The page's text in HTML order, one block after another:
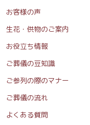
お客様の声
生花・供物のご案内
お役立ち情報
ご葬儀の豆知識
ご参列の際のマナー
ご葬儀の流れ
よくある質問